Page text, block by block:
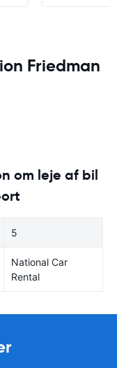
Friedman
om leje af bil
5
National Car
Rental